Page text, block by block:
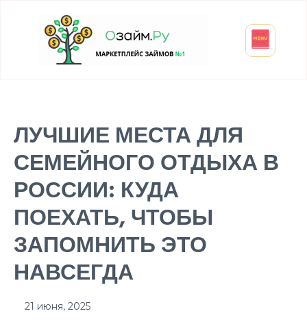
ЛУЧШИЕ МЕСТА ДЛЯ
СЕМЕЙНОГО ОТДЫХА В
РОССИИ: КУДА
ПОЕХАТЬ, ЧТОБЫ
ЗАПОМНИТЬ ЭТО
НАВСЕГДА
21 июня, 2025